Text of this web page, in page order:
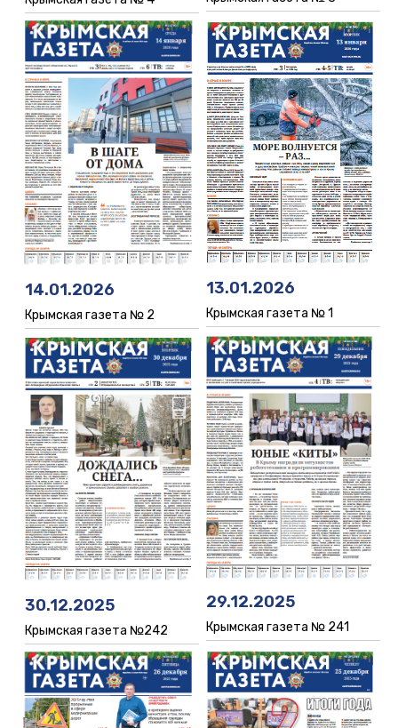
14.01.2026
Крымская газета № 2
13.01.2026
Крымская газета № 1
30.12.2025
Крымская газета №242
29.12.2025
Крымская газета № 241